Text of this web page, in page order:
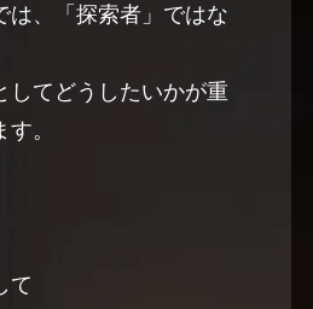
は、「探索者」ではな
してどうしたいかが重
。
て